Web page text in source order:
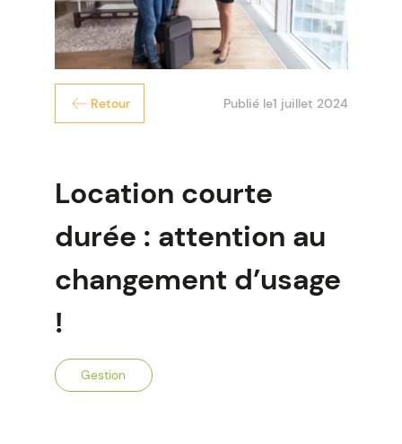
Retour Publié le1 juillet 2024
Location courte
durée : attention au
changement d’usage
!
Gestion